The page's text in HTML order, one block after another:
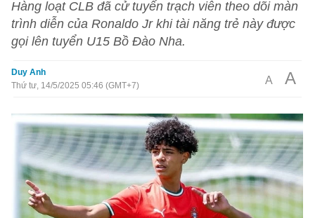
Hàng loạt CLB đã cử tuyển trạch viên theo dõi màn
trình diễn của Ronaldo Jr khi tài năng trẻ này được
gọi lên tuyển U15 Bồ Đào Nha.
Duy Anh
Thứ tư, 14/5/2025 05:46 (GMT+7)
A A